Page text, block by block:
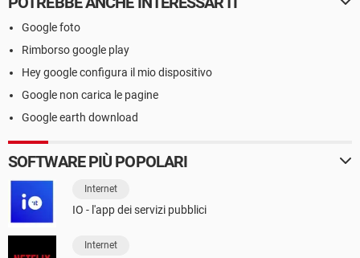
Google foto
Rimborso google play
Hey google configura il mio dispositivo
Google non carica le pagine
Google earth download
SOFTWARE PIÙ POPOLARI
Internet
IO - l'app dei servizi pubblici
Internet